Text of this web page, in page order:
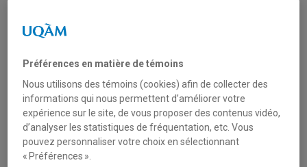
annuelle >>
Pour 2024-2025, le thème choisi est :
Savoirs et participation citoyenne face à un
monde complexe en transformation
Préférences en matière de témoins
Nous utilisons des témoins (cookies) afin de collecter des
informations qui nous permettent d’améliorer votre
expérience sur le site, de vous proposer des contenus vidéo,
d’analyser les statistiques de fréquentation, etc. Vous
pouvez personnaliser votre choix en sélectionnant
« Préférences ».